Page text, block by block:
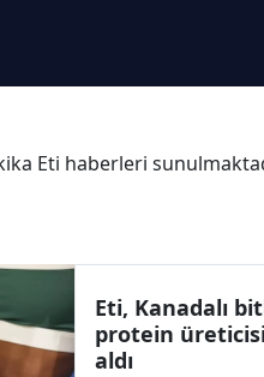
Eti haberleri
Eti, Kanadalı
protein
aldı